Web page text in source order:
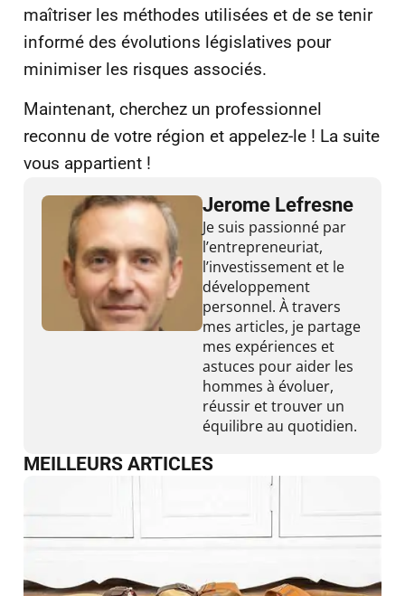
maîtriser les méthodes utilisées et de se tenir
informé des évolutions législatives pour
minimiser les risques associés.
Maintenant, cherchez un professionnel
reconnu de votre région et appelez-le ! La suite
vous appartient !
Jerome Lefresne
Je suis passionné par
l’entrepreneuriat,
l’investissement et le
développement
personnel. À travers
mes articles, je partage
mes expériences et
astuces pour aider les
hommes à évoluer,
réussir et trouver un
équilibre au quotidien.
MEILLEURS ARTICLES